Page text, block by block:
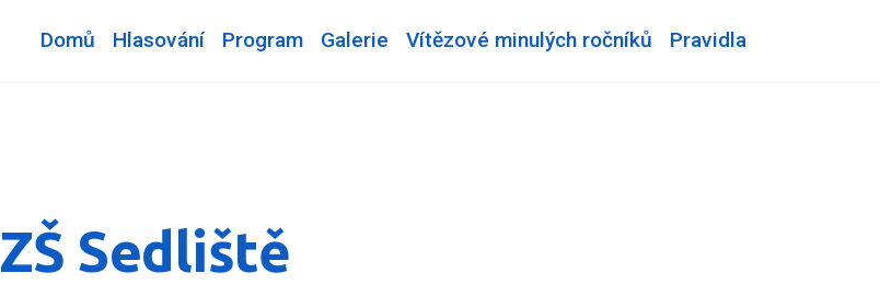
Domů Hlasování Program Galerie Vítězové minulých ročníků Pravidla
ZŠ Sedliště